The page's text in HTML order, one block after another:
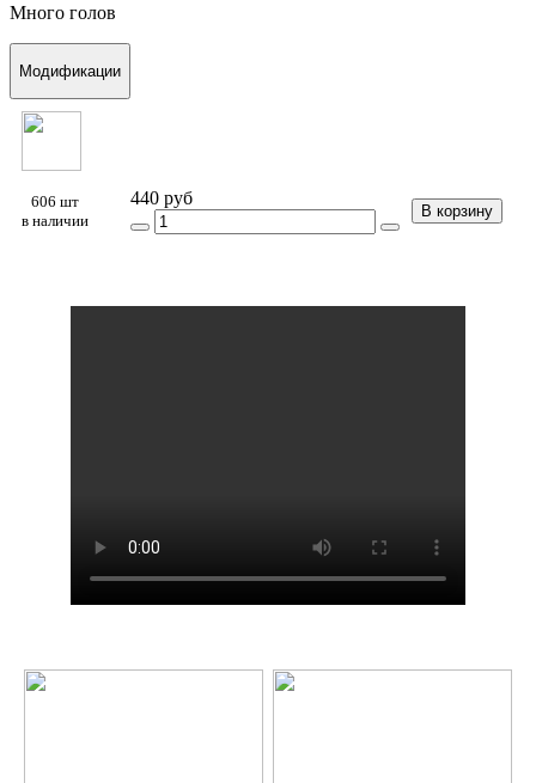
Много голов
Модификации
606 шт
в наличии
440 руб
В корзину